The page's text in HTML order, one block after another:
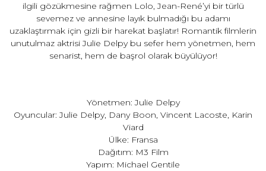
ilgili gözükmesine rağmen Lolo, Jean-René’yi bir türlü
sevemez ve annesine layık bulmadığı bu adamı
uzaklaştırmak için gizli bir harekat başlatır! Romantik filmlerin
unutulmaz aktrisi Julie Delpy bu sefer hem yönetmen, hem
senarist, hem de başrol olarak büyülüyor!
Yönetmen: Julie Delpy
Oyuncular: Julie Delpy, Dany Boon, Vincent Lacoste, Karin
Viard
Ülke: Fransa
Dağıtım: M3 Film
Yapım: Michael Gentile